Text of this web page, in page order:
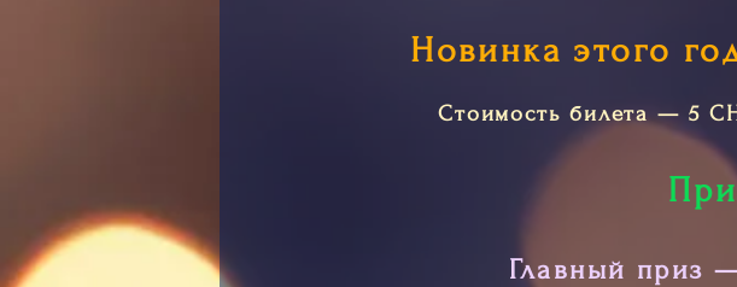
Новинка этого
Стоимость билета — 5
Главный приз